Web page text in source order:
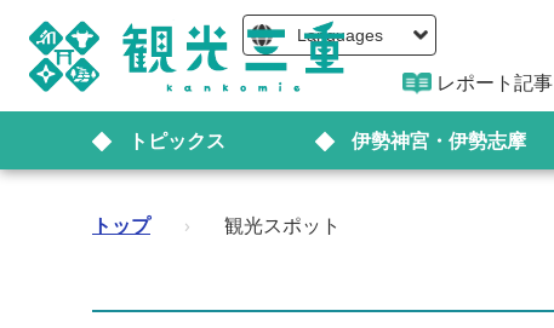
Languages
レポート記事
トピックス 伊勢神宮・伊勢志摩
トップ › 観光スポット